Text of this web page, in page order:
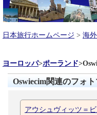
日本旅行ホームページ > 海
ヨーロッパ>ポーランド>
Oswiecim関連のフォ
アウシュヴィッツ＝